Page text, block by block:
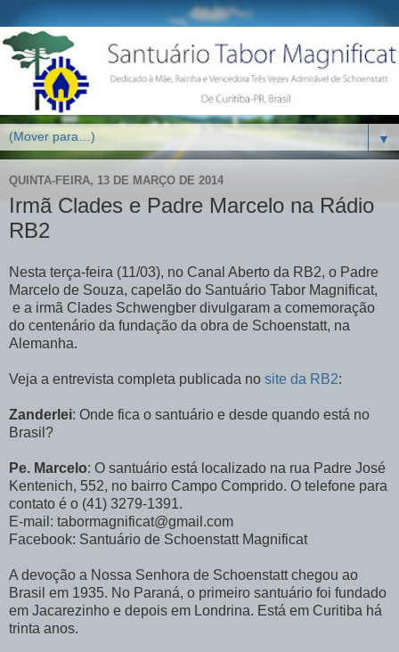
▼
QUINTA-FEIRA, 13 DE MARÇO DE 2014
Irmã Clades e Padre Marcelo na Rádio
RB2
Nesta terça-feira (11/03), no Canal Aberto da RB2, o Padre
Marcelo de Souza, capelão do Santuário Tabor Magnificat,
e a irmã Clades Schwengber divulgaram a comemoração
do centenário da fundação da obra de Schoenstatt, na
Alemanha.
Veja a entrevista completa publicada no site da RB2:
Zanderlei: Onde fica o santuário e desde quando está no
Brasil?
Pe. Marcelo: O santuário está localizado na rua Padre José
Kentenich, 552, no bairro Campo Comprido. O telefone para
contato é o (41) 3279-1391.
E-mail: tabormagnificat@gmail.com
Facebook: Santuário de Schoenstatt Magnificat
A devoção a Nossa Senhora de Schoenstatt chegou ao
Brasil em 1935. No Paraná, o primeiro santuário foi fundado
em Jacarezinho e depois em Londrina. Está em Curitiba há
trinta anos.